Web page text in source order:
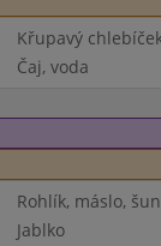
Křupavý
Čaj, voda
Rohlík, máslo,
Jablko